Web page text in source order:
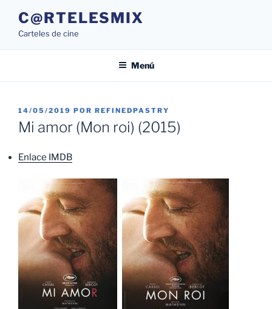
contenido
C@RTELESMIX
Carteles de cine
Menú
PUBLICADO
EL
14/05/2019 POR REFINEDPASTRY
Mi amor (Mon roi) (2015)
Enlace IMDB